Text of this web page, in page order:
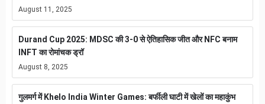
August 11, 2025
Durand Cup 2025: MDSC की 3-0 से ऐतिहासिक जीत और NFC बनाम
INFT का रोमांचक ड्रॉ
August 8, 2025
गुलमर्ग में Khelo India Winter Games: बर्फीली घाटी में खेलों का महाकुंभ